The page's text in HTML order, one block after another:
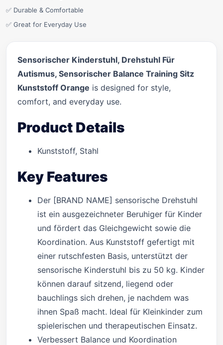
✅ Durable & Comfortable
✅ Great for Everyday Use
Sensorischer Kinderstuhl, Drehstuhl Für
Autismus, Sensorischer Balance Training Sitz
Kunststoff Orange is designed for style,
comfort, and everyday use.
Product Details
Kunststoff, Stahl
Key Features
Der [BRAND NAME] sensorische Drehstuhl
ist ein ausgezeichneter Beruhiger für Kinder
und fördert das Gleichgewicht sowie die
Koordination. Aus Kunststoff gefertigt mit
einer rutschfesten Basis, unterstützt der
sensorische Kinderstuhl bis zu 50 kg. Kinder
können darauf sitzend, liegend oder
bauchlings sich drehen, je nachdem was
ihnen Spaß macht. Ideal für Kleinkinder zum
spielerischen und therapeutischen Einsatz.
Verbessert Balance und Koordination